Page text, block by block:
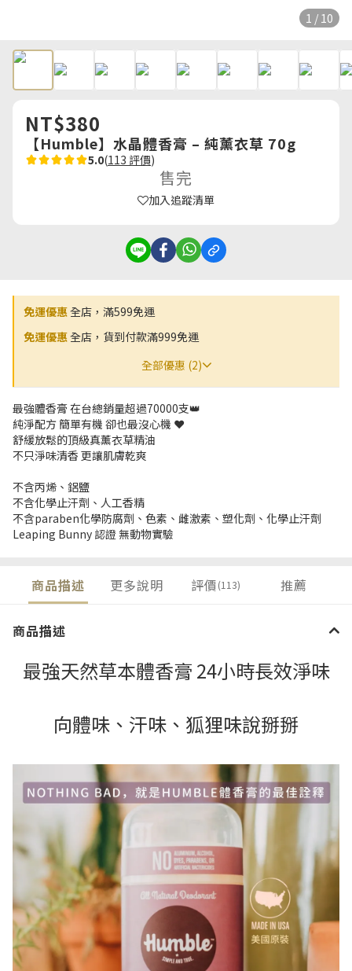
1 / 10
NT$380
【Humble】水晶體香膏 – 純薰衣草 70g
5.0(113 評價)
售完
加入追蹤清單
免運優惠全店，滿599免運
免運優惠全店，貨到付款滿999免運
全部優惠 (2)
最強體香膏 在台總銷量超過70000支👑
純淨配方 簡單有機 卻也最沒心機 ❤️
舒緩放鬆的頂級真薰衣草精油
不只淨味清香 更讓肌膚乾爽
不含丙烯、鋁鹽
不含化學止汗劑、人工香精
不含paraben化學防腐劑、色素、雌激素、塑化劑、化學止汗劑
Leaping Bunny 認證 無動物實驗
商品描述 更多說明 評價(113) 推薦
商品描述
最強天然草本體香膏 24小時長效淨味
向體味、汗味、狐狸味說掰掰